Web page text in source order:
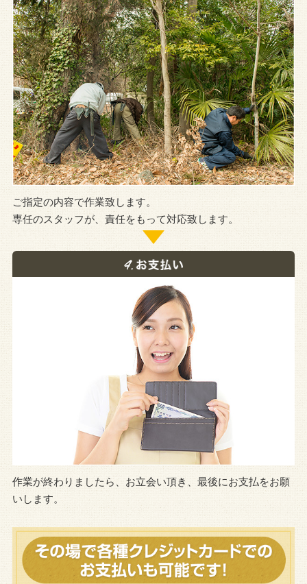
ご指定の内容で作業致します。
専任のスタッフが、責任をもって対応致します。
作業が終わりましたら、お立会い頂き、最後にお支払をお願
いします。